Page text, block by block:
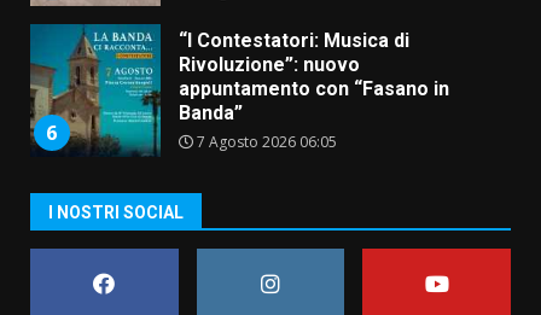
6
“I Contestatori: Musica di
Rivoluzione”: nuovo
appuntamento con “Fasano in
Banda”
7 Agosto 2026 06:05
amarezza per esclusione dal
campionato di calcio”
7 Agosto 2026 06:00
I NOSTRI SOCIAL